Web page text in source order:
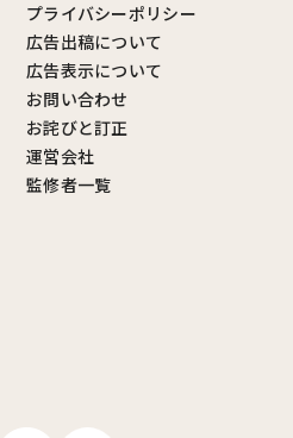
プライバシーポリシー
広告出稿について
広告表示について
お問い合わせ
お詫びと訂正
運営会社
監修者一覧